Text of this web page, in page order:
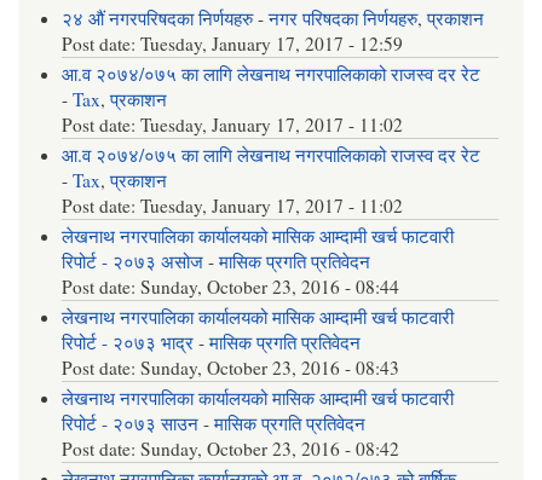
२४ औं नगरपरिषदका निर्णयहरु-नगर परिषदका निर्णयहरु,प्रकाशन
Post date:Tuesday, January 17, 2017 - 12:59
आ.व २०७४/०७५ का लागि लेखनाथ नगरपालिकाको राजस्व दर रेट
-Tax,प्रकाशन
Post date:Tuesday, January 17, 2017 - 11:02
आ.व २०७४/०७५ का लागि लेखनाथ नगरपालिकाको राजस्व दर रेट
-Tax,प्रकाशन
Post date:Tuesday, January 17, 2017 - 11:02
लेखनाथ नगरपालिका कार्यालयको मासिक आम्दामी खर्च फाटवारी
रिपोर्ट - २०७३ असोज -मासिक प्रगति प्रतिवेदन
Post date:Sunday, October 23, 2016 - 08:44
लेखनाथ नगरपालिका कार्यालयको मासिक आम्दामी खर्च फाटवारी
रिपोर्ट - २०७३ भाद्र-मासिक प्रगति प्रतिवेदन
Post date:Sunday, October 23, 2016 - 08:43
लेखनाथ नगरपालिका कार्यालयको मासिक आम्दामी खर्च फाटवारी
रिपोर्ट - २०७३ साउन-मासिक प्रगति प्रतिवेदन
Post date:Sunday, October 23, 2016 - 08:42